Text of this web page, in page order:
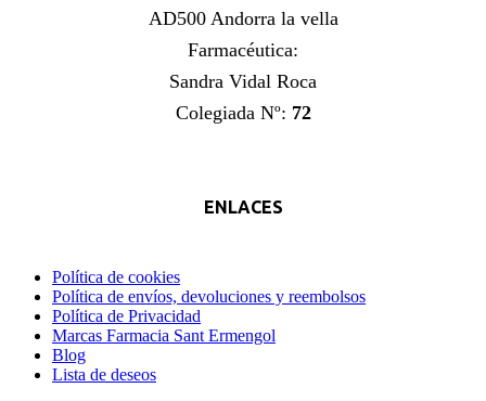
AD500 Andorra la vella
Farmacéutica:
Sandra Vidal Roca
Colegiada Nº: 72
ENLACES
Política de cookies
Política de envíos, devoluciones y reembolsos
Política de Privacidad
Marcas Farmacia Sant Ermengol
Blog
Lista de deseos